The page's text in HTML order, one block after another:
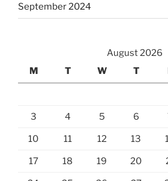
September 2024
August 2026
M
T W T
3 4 5 6
10 11 12 13
17 18 19 20